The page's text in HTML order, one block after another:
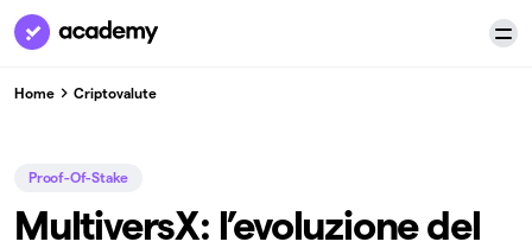
Home Criptovalute
Proof-Of-Stake
MultiversX: l’evoluzione del